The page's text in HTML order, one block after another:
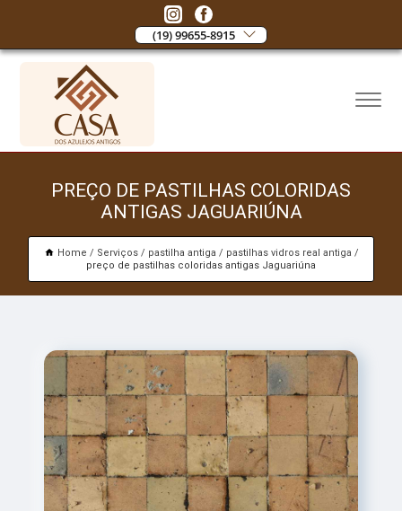
(19) 99655-8915
PREÇO DE PASTILHAS COLORIDAS
ANTIGAS JAGUARIÚNA
Home Serviços pastilha antiga
pastilhas vidros real antiga
preço de pastilhas coloridas antigas Jaguariúna